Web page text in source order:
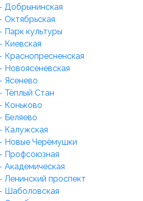
Добрынинская
Октябрьская
Парк культуры
Киевская
Краснопресненская
Новоясеневская
Ясенево
Тёплый Стан
Коньково
Беляево
Калужская
Новые Черёмушки
Профсоюзная
Академическая
проспект
Шаболовская